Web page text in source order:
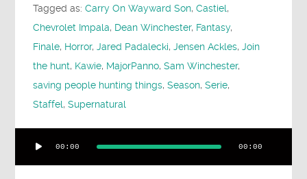
Tagged as:Carry On Wayward Son,Castiel,
Chevrolet Impala, Dean Winchester, Fantasy,
Finale, Horror,Jared Padalecki,Jensen Ackles,Join
the hunt, Kawie, MajorPanno,Sam Winchester,
saving people hunting things,Season,Serie,
Staffel,Supernatural
Player
00:00 00:00